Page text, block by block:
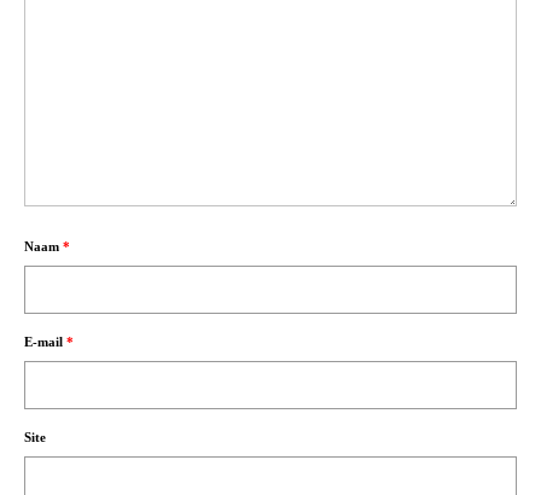
Naam *
E-mail *
Site